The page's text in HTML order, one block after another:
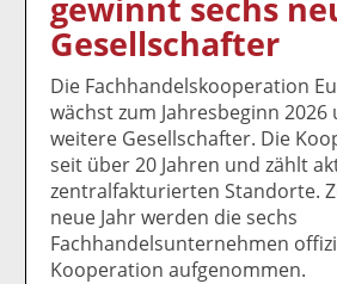
Gesellschafter
Die Fachhandelskooperation
wächst zum Jahresbeginn 2026
weitere Gesellschafter. Die
seit über 20 Jahren und zählt
zentralfakturierten Standorte.
neue Jahr werden die sechs
Fachhandelsunternehmen
Kooperation aufgenommen.